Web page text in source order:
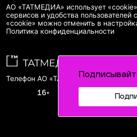
АО «ТАТМЕДИА» использует «cookie»
сервисов и удобства пользователей
«cookie» можно отменить в
Политика конфиденциальности
Телефон АО «ТАТМЕДИА»:(843) 222
16+